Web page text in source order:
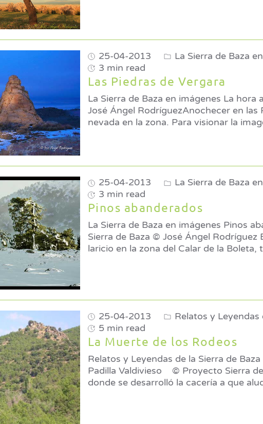
25-04-2013 La Sierra de Baza
3 min read
Las Piedras de Vergara
La Sierra de Baza en imágenes La hora
José Ángel RodríguezAnochecer en las
nevada en la zona. Para visionar la
25-04-2013 La Sierra de Baza
3 min read
Pinos abanderados
La Sierra de Baza en imágenes Pinos
Sierra de Baza © José Ángel Rodríguez Ejemplares abanderados de pino
laricio en la zona del Calar de la Boleta,
25-04-2013 Relatos y Leyendas
5 min read
La Muerte de los Rodeos
Relatos y Leyendas de la Sierra de Baza La
Padilla Valdivieso © Proyecto Sierra de BazaZona de Los Rodeos. Lugar
donde se desarrolló la cacería a que